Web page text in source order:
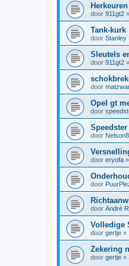
door 911gt2 »
Tank-kurk
door Stanley
Sleutels
door 911gt2 »
door
Opel gt
door
door
door eryofa »
door
door André R
Volledige
door gertje »
Zekering
door gertje »